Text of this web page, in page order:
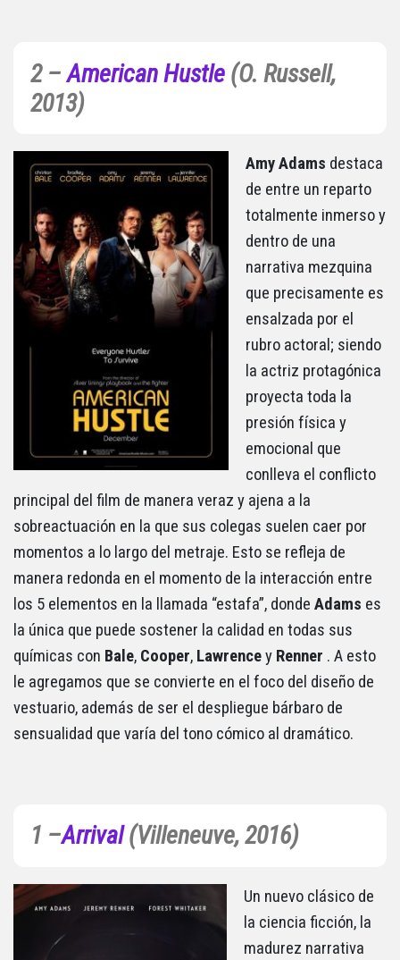
2 –American Hustle(O. Russell,
2013)
Amy Adams destaca
de entre un reparto
totalmente inmerso y
dentro de una
narrativa mezquina
que precisamente es
ensalzada por el
rubro actoral; siendo
la actriz protagónica
proyecta toda la
presión física y
emocional que
conlleva el conflicto
principal del film de manera veraz y ajena a la
sobreactuación en la que sus colegas suelen caer por
momentos a lo largo del metraje. Esto se refleja de
manera redonda en el momento de la interacción entre
los 5 elementos en la llamada “estafa”, donde Adams es
la única que puede sostener la calidad en todas sus
químicas con Bale, Cooper, Lawrencey Renner . A esto
le agregamos que se convierte en el foco del diseño de
vestuario, además de ser el despliegue bárbaro de
sensualidad que varía del tono cómico al dramático.
1 –Arrival(Villeneuve, 2016)
Un nuevo clásico de
la ciencia ficción, la
madurez narrativa